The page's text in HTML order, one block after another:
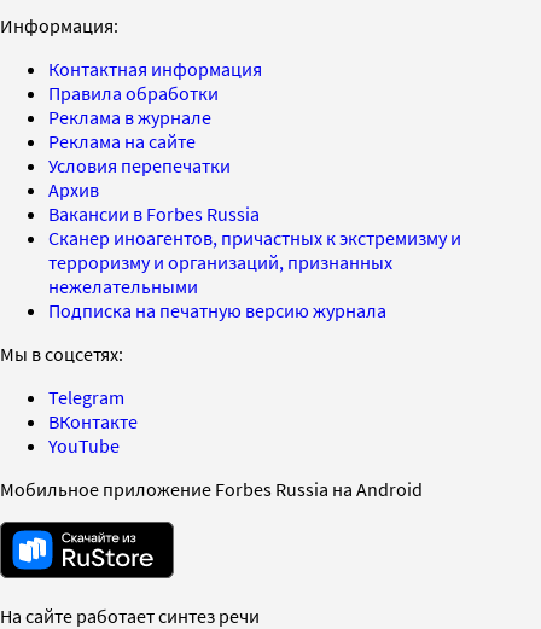
Информация:
Контактная информация
Правила обработки
Реклама в журнале
Реклама на сайте
Условия перепечатки
Архив
Вакансии в Forbes Russia
Сканер иноагентов, причастных к экстремизму и
терроризму и организаций, признанных
нежелательными
Подписка на печатную версию журнала
Мы в соцсетях:
Telegram
ВКонтакте
YouTube
Мобильное приложение Forbes Russia на Android
На сайте работает синтез речи